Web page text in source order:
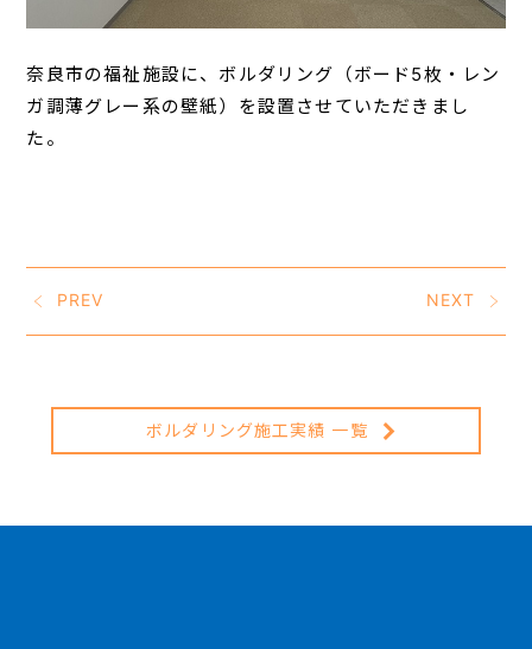
奈良市の福祉施設に、ボルダリング（ボード5枚・レン
ガ調薄グレー系の壁紙）を設置させていただきまし
た。
PREV NEXT
ボルダリング施工実績 一覧